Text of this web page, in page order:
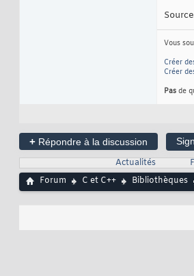
Vous
Créer
Créer
Pas de
+ Répondre à la discussion
Actualités
Forum
C et C++ Bibliothèques